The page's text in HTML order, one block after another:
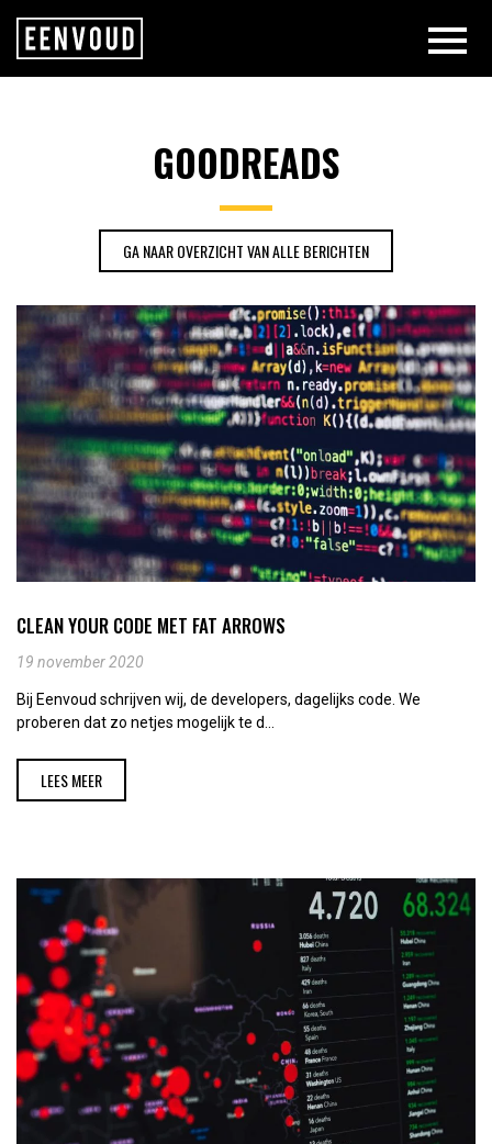
GOODREADS ARCHIVES |
GOODREADS
GA NAAR OVERZICHT VAN ALLE BERICHTEN
CLEAN YOUR CODE MET FAT ARROWS
19 november 2020
Bij Eenvoud schrijven wij, de developers, dagelijks code. We
proberen dat zo netjes mogelijk te d...
LEES MEER